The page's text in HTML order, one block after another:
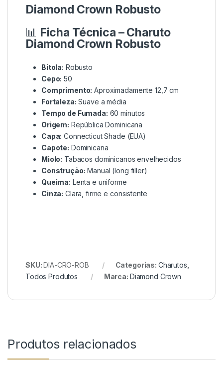
Diamond Crown Robusto
📊 Ficha Técnica – Charuto
Diamond Crown Robusto
Bitola: Robusto
Cepo: 50
Comprimento: Aproximadamente 12,7 cm
Fortaleza: Suave a média
Tempo de Fumada: 60 minutos
Origem: República Dominicana
Capa: Connecticut Shade (EUA)
Capote: Dominicana
Miolo: Tabacos dominicanos envelhecidos
Construção: Manual (long filler)
Queima: Lenta e uniforme
Cinza: Clara, firme e consistente
SKU:DIA-CRO-ROB Categorias: Charutos
Todos Produtos
Marca: Diamond Crown
Produtos relacionados